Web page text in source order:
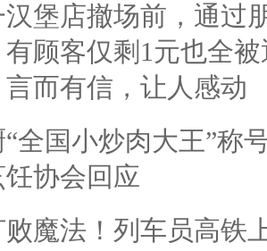
汉堡店撤场前，通过
顾客仅剩1元也全
言而有信，让人感动
全国小炒肉大王”称
协会回应
败魔法！列车员高铁